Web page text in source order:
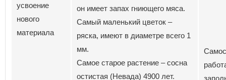
усвоение
нового
материала
он имеет запах гниющего мяса.
Самый маленький цветок –
ряска, имеют в диаметре всего 1
мм.
Самое старое растение – сосна
остистая (Невада) 4900 лет.